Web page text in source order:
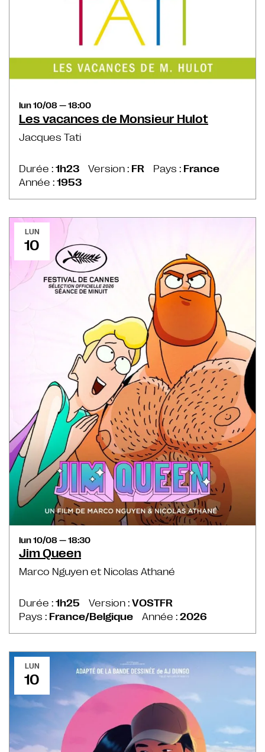
lun 10/08 — 18:00
Les vacances de Monsieur Hulot
Jacques Tati
Durée : 1h23 Version : FR Pays : France
Année : 1953
LUN
10
lun 10/08 — 18:30
Jim Queen
Marco Nguyen et Nicolas Athané
Durée : 1h25 Version : VOSTFR
Pays : France/Belgique Année : 2026
LUN
10